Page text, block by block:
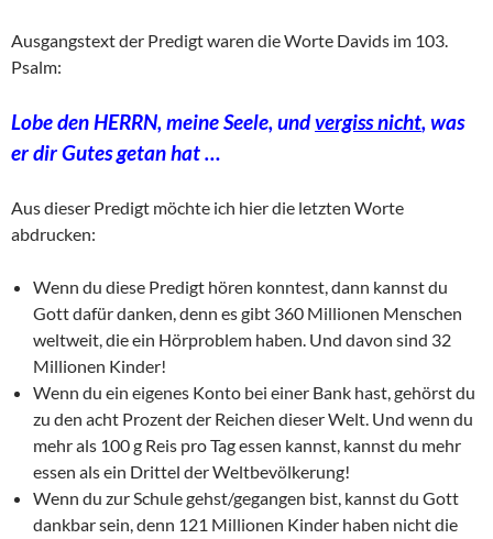
Ausgangstext der Predigt waren die Worte Davids im 103.
Psalm:
Lobe den HERRN, meine Seele, undvergiss nicht, was
er dir Gutes getan hat …
Aus dieser Predigt möchte ich hier die letzten Worte
abdrucken:
Wenn du diese Predigt hören konntest, dann kannst du
Gott dafür danken, denn es gibt 360 Millionen Menschen
weltweit, die ein Hörproblem haben. Und davon sind 32
Millionen Kinder!
Wenn du ein eigenes Konto bei einer Bank hast, gehörst du
zu den acht Prozent der Reichen dieser Welt. Und wenn du
mehr als 100 g Reis pro Tag essen kannst, kannst du mehr
essen als ein Drittel der Weltbevölkerung!
Wenn du zur Schule gehst/gegangen bist, kannst du Gott
dankbar sein, denn 121 Millionen Kinder haben nicht die